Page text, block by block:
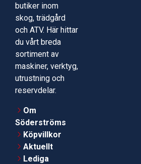
butiker inom
skog, trädgård
och ATV. Här hittar
du vårt breda
sortiment av
maskiner, verktyg,
utrustning och
reservdelar.
Om
Söderströms
Köpvillkor
Aktuellt
Lediga